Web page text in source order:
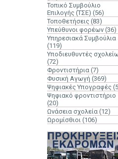
Τοπικό Συμβούλιο
Επιλογής (ΤΣΕ) (56)
Τοποθετήσεις (83)
Υπεύθυνοι φορέων (36)
Υπηρεσιακά Συμβούλια
(119)
Υποδιευθυντές
(72)
Φροντιστήρια (7)
Φυσική Αγωγή (369)
Ψηφιακές Υπογραφές
Ψηφιακό φροντιστήριο
(20)
Ωνάσεια σχολεία (12)
Ωρομίσθιοι (106)